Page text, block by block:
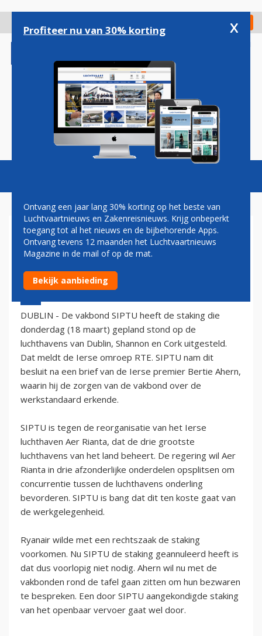
gaan
Check in
Magazine Podcasts Vacatures
STAKING LUCHTHAVENS
IERLAND UITGESTELD
16 maart 2004 - 1:00
DUBLIN - De vakbond SIPTU heeft de staking die
donderdag (18 maart) gepland stond op de
luchthavens van Dublin, Shannon en Cork uitgesteld.
Dat meldt de Ierse omroep RTE. SIPTU nam dit
besluit na een brief van de Ierse premier Bertie Ahern,
waarin hij de zorgen van de vakbond over de
werkstandaard erkende.
SIPTU is tegen de reorganisatie van het Ierse
luchthaven Aer Rianta, dat de drie grootste
luchthavens van het land beheert. De regering wil Aer
Rianta in drie afzonderlijke onderdelen opsplitsen om
concurrentie tussen de luchthavens onderling
bevorderen. SIPTU is bang dat dit ten koste gaat van
de werkgelegenheid.
Ryanair wilde met een rechtszaak de staking
voorkomen. Nu SIPTU de staking geannuleerd heeft is
dat dus voorlopig niet nodig. Ahern wil nu met de
vakbonden rond de tafel gaan zitten om hun bezwaren
te bespreken. Een door SIPTU aangekondigde staking
van het openbaar vervoer gaat wel door.
Profiteer nu van 30% korting x
Ontvang een jaar lang 30% korting op het beste van
Luchtvaartnieuws en Zakenreisnieuws. Krijg onbeperkt
toegang tot al het nieuws en de bijbehorende Apps.
Ontvang tevens 12 maanden het Luchtvaartnieuws
Magazine in de mail of op de mat.
Bekijk aanbieding